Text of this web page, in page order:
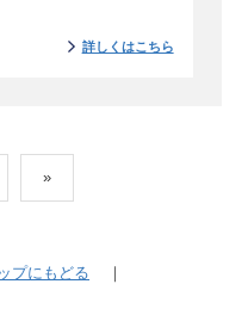
詳しくはこちら
»
プにもどる ｜